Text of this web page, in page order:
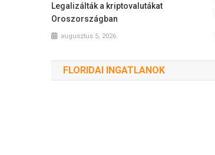
Legalizálták a kriptovalutákat
Oroszországban
augusztus 5, 2026
FLORIDAI INGATLANOK